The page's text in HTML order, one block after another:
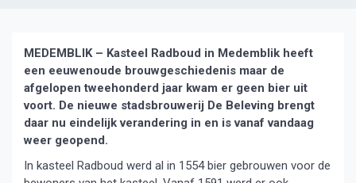
MEDEMBLIK – Kasteel Radboud in Medemblik heeft
een eeuwenoude brouwgeschiedenis maar de
afgelopen tweehonderd jaar kwam er geen bier uit
voort. De nieuwe stadsbrouwerij De Beleving brengt
daar nu eindelijk verandering in en is vanaf vandaag
weer geopend.
In kasteel Radboud werd al in 1554 bier gebrouwen voor de